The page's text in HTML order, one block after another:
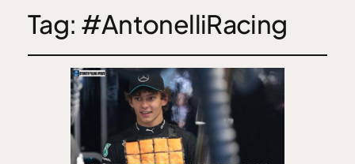
Tag: #AntonelliRacing